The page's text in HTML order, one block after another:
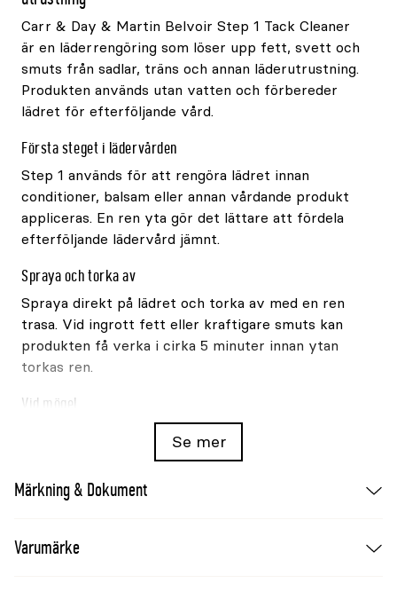
Carr & Day & Martin Belvoir Step 1 Tack Cleaner
är en läderrengöring som löser upp fett, svett och
smuts från sadlar, träns och annan läderutrustning.
Produkten används utan vatten och förbereder
lädret för efterföljande vård.
Första steget i lädervården
Step 1 används för att rengöra lädret innan
conditioner, balsam eller annan vårdande produkt
appliceras. En ren yta gör det lättare att fördela
efterföljande lädervård jämnt.
Spraya och torka av
Spraya direkt på lädret och torka av med en ren
trasa. Vid ingrott fett eller kraftigare smuts kan
produkten få verka i cirka 5 minuter innan ytan
torkas ren.
Vid mögel
trasan kasseras efter rengöringen och inte
mögelangripna produkter åtskilda från övrigt läder
Viktigt att tänka på
Se mer
Märkning & Dokument
Varumärke